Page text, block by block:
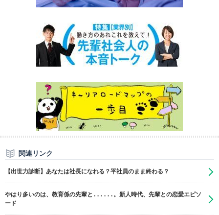
関連リンク
【出世力診断】あなたは社長になれる？平社員のまま終わる？
やはり多いのは、教育係の先輩と......。新人時代、先輩との恋愛エピソ
ード